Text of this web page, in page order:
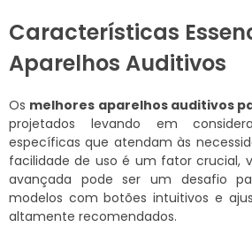
Características
Aparelhos Auditivos
Os melhores aparelhos auditivos
projetados levando em
específicas que atendam às
facilidade de uso é um fator crucial,
avançada pode ser um desafio
modelos com botões intuitivos e
altamente recomendados.